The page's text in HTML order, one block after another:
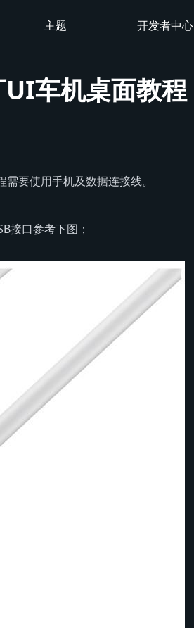
主题 开发者中心
UI车机桌面教程
要使用手机及数据连接线。
接口参考下图；